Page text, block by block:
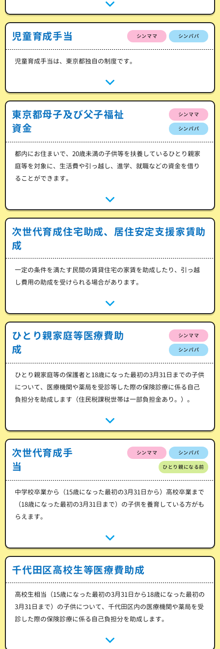
児童育成手当 シンママ シンパパ
児童育成手当は、東京都独自の制度です。
東京都母子及び父子福祉
資金
シンママ
シンパパ
都内にお住まいで、20歳未満の子供等を扶養しているひとり親家
庭等を対象に、生活費や引っ越し、進学、就職などの資金を借り
ることができます。
次世代育成住宅助成、居住安定支援家賃助
成
一定の条件を満たす民間の賃貸住宅の家賃を助成したり、引っ越
し費用の助成を受けられる場合があります。
ひとり親家庭等医療費助
成
シンママ
シンパパ
ひとり親家庭等の保護者と18歳になった最初の3月31日までの子供
について、医療機関や薬局を受診等した際の保険診療に係る自己
負担分を助成します（住民税課税世帯は一部負担金あり。）。
次世代育成手
当
シンママ シンパパ
ひとり親になる前
中学校卒業から（15歳になった最初の3月31日から）高校卒業まで
（18歳になった最初の3月31日まで）の子供を養育している方がも
らえます。
千代田区高校生等医療費助成
高校生相当（15歳になった最初の3月31日から18歳になった最初の
3月31日まで）の子供について、千代田区内の医療機関や薬局を受
診した際の保険診療に係る自己負担分を助成します。